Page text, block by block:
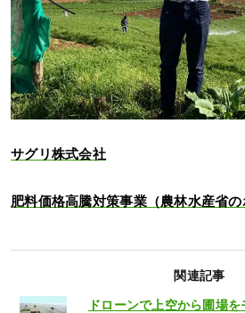
サグリ株式会社
肥料価格高騰対策事業（農林水産省の
関連記事
ドローンで上空から圃場